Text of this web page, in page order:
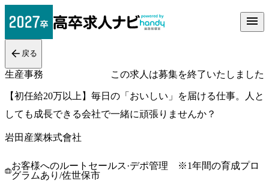
戻る
生産事務 この求人は募集を終了いたしました
【初任給20万以上】毎日の「おいしい」を届ける仕事。人と
しても成長できる会社で一緒に頑張りませんか？
岩田産業株式會社
お客様へのルートセールス·デポ管理 ※1年間の育成プロ
グラムあり/佐世保市